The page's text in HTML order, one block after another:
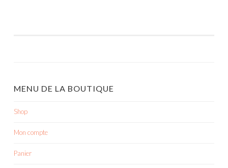
MENU DE LA BOUTIQUE
Shop
Mon compte
Panier